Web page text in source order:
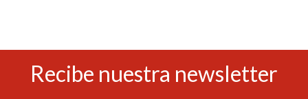
Recibe nuestra newsletter